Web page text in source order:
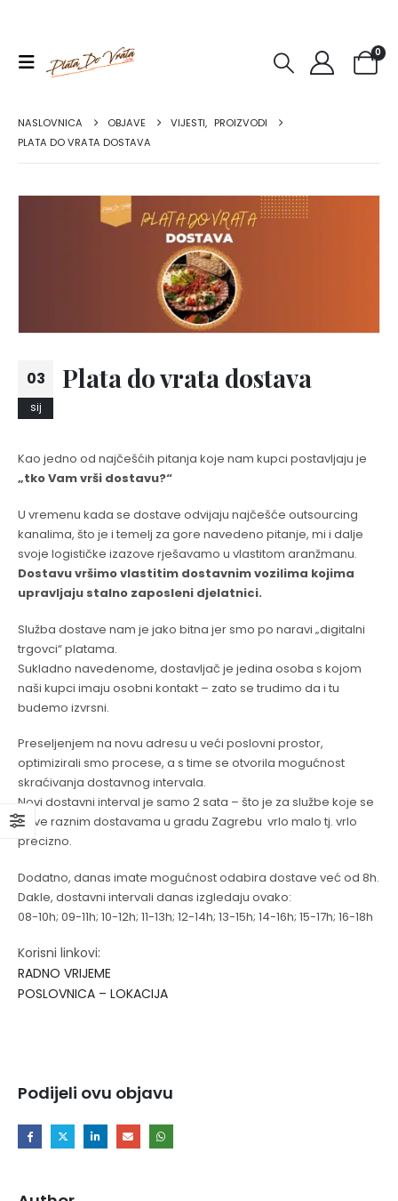
0
NASLOVNICA OBJAVE VIJESTI, PROIZVODI
PLATA DO VRATA DOSTAVA
03
sij
Plata do vrata dostava
Kao jedno od najčešćih pitanja koje nam kupci postavljaju je
„tko Vam vrši dostavu?“
U vremenu kada se dostave odvijaju najčešće outsourcing
kanalima, što je i temelj za gore navedeno pitanje, mi i dalje
svoje logističke izazove rješavamo u vlastitom aranžmanu.
Dostavu vršimo vlastitim dostavnim vozilima kojima
upravljaju stalno zaposleni djelatnici.
Služba dostave nam je jako bitna jer smo po naravi „digitalni
trgovci“ platama.
Sukladno navedenome, dostavljač je jedina osoba s kojom
naši kupci imaju osobni kontakt – zato se trudimo da i tu
budemo izvrsni.
Preseljenjem na novu adresu u veći poslovni prostor,
optimizirali smo procese, a s time se otvorila mogućnost
skraćivanja dostavnog intervala.
Novi dostavni interval je samo 2 sata – što je za službe koje se
bave raznim dostavama u gradu Zagrebu vrlo malo tj. vrlo
precizno.
Dodatno, danas imate mogućnost odabira dostave već od 8h.
Dakle, dostavni intervali danas izgledaju ovako:
08-10h; 09-11h; 10-12h; 11-13h; 12-14h; 13-15h; 14-16h; 15-17h; 16-18h
Korisni linkovi:
RADNO VRIJEME
POSLOVNICA – LOKACIJA
Podijeli ovu objavu